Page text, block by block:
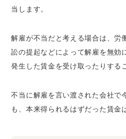
当します。
解雇が不当だと考える場合は、労
訟の提起などによって解雇を無効
発生した賃金を受け取ったりする
不当に解雇を言い渡された会社で
も、本来得られるはずだった賃金